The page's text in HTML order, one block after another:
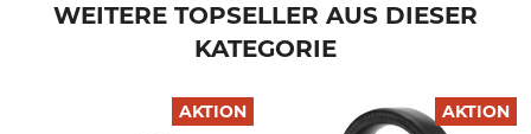
WEITERE TOPSELLER AUS DIESER
KATEGORIE
AKTION AKTION